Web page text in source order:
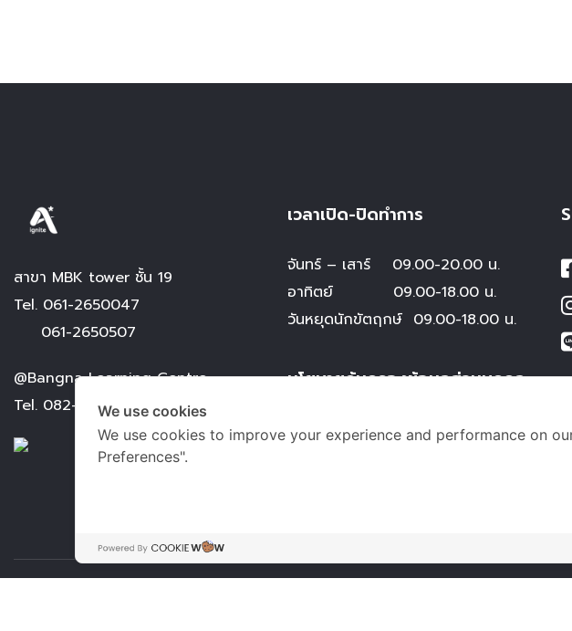
สาขา MBK tower ชั้น 19
Tel. 061-2650047
061-2650507
@Bangna Learning Centre
Tel. 082-8399656
เวลาเปิด-ปิดทำการ
จันทร์ – เสาร์
09.00-20.00 น.
อาทิตย์ 09.00-18.00 น.
วันหยุดนักขัตฤกษ์ 09.00-18.00 น.
นโยบายคุ้มครองข้อมูลส่วนบุคคล
ข้อตกลงและเงื่อนไขการใช้บริการ
We use cookies
We use cookies to improve your experience and performance on
Preferences".